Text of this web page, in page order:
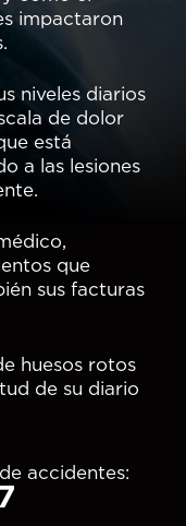
impactaron
niveles diarios
de dolor
está
a las lesiones
que
sus facturas
huesos rotos
de su diario
accidentes: